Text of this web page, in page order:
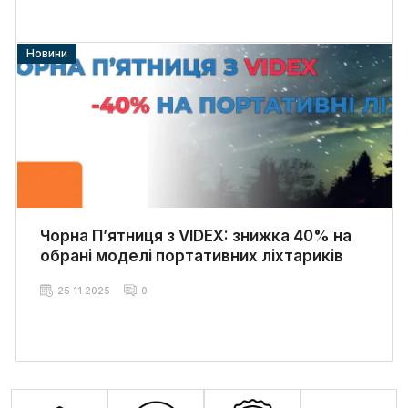
настільні лампи,прожектори.
Термоусаджувальні трубки, сальники, кабельні
DIN-рейки, клемники, підрозетники, хомути,
Ці товари обираютьпрораби, електрики, монтажники, СТО
та забудовники, які цінують ефективність і наявність усіх
позицій на одному складі.
Новини
Чорна П’ятниця з VIDEX: знижка 40% на
обрані моделі портативних ліхтариків
25 11 2025 0